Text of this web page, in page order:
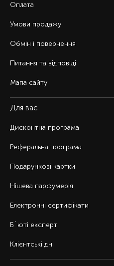
Оплата
Умови продажу
Обмін і повернення
Питання та відповіді
Мапа сайту
Для вас
Дисконтна програма
Реферальна програма
Подарункові картки
Нішева парфумерія
Електронні сертифікати
Б`юті експерт
Клієнтські дні